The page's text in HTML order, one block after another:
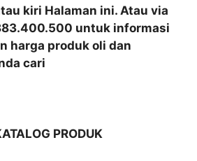
kiri Halaman ini. Atau via
untuk informasi
harga produk oli dan
cari
PRODUK